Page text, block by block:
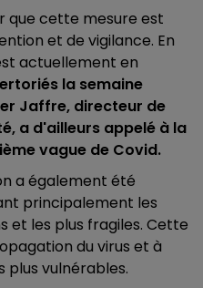
que cette mesure est
et de vigilance. En
actuellement en
la semaine
Jaffre, directeur de
a d'ailleurs appelé à la
vague de Covid.
a également été
principalement les
et les plus fragiles. Cette
du virus et à
plus vulnérables.